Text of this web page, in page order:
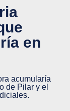
en
acumularía
de Pilar y el